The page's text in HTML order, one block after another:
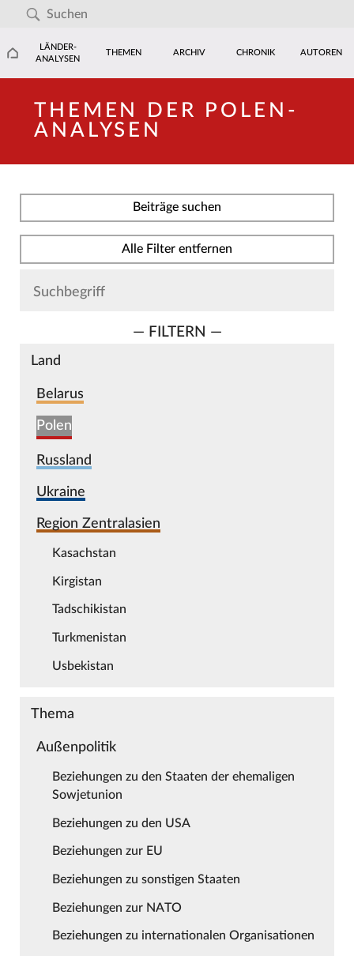
LÄNDER-
ANALYSEN
THEMEN ARCHIV CHRONIK AUTOREN
THEMEN DER POLEN-
ANALYSEN
Beiträge suchen
Alle Filter entfernen
— FILTERN —
Land
Belarus
Polen
Russland
Ukraine
Region Zentralasien
Kasachstan
Kirgistan
Tadschikistan
Turkmenistan
Usbekistan
Thema
Außenpolitik
Beziehungen zu den Staaten der ehemaligen
Sowjetunion
Beziehungen zu den USA
Beziehungen zur EU
Beziehungen zu sonstigen Staaten
Beziehungen zur NATO
Beziehungen zu internationalen Organisationen